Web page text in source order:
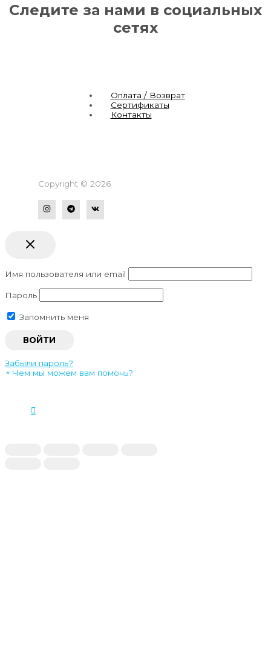
Следите за нами в социальных
сетях
Оплата / Возврат
Сертификаты
Контакты
Copyright © 2026
Имя пользователя или email
Пароль
Запомнить меня
Забыли пароль?
× Чем мы можем вам помочь?